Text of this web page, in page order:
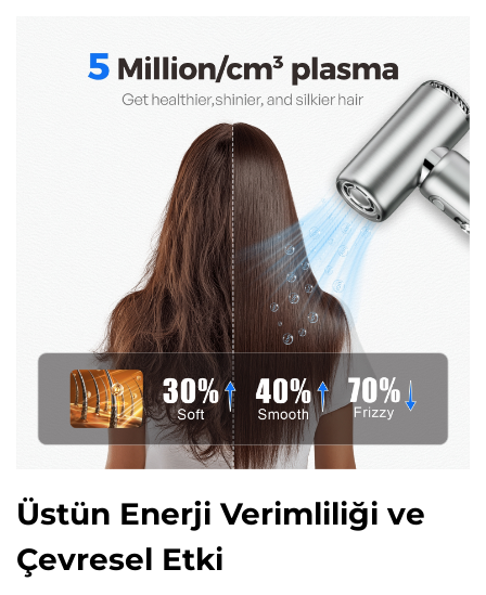
Üstün Enerji Verimliliği ve
Çevresel Etki